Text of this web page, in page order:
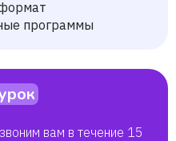
программы
вам в течение 15